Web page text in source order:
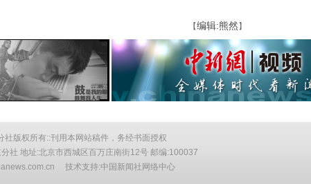
【编辑:熊然 】
社版权所有::刊用本网站稿件，务经书面授权
社 地址:北京市西城区百万庄南街12号 邮编:100037
技术支持:中国新闻社网络中心